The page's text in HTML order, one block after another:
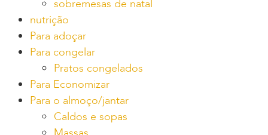
sobremesas de natal
nutrição
Para adoçar
Para congelar
Pratos congelados
Para Economizar
Para o almoço/jantar
Caldos e sopas